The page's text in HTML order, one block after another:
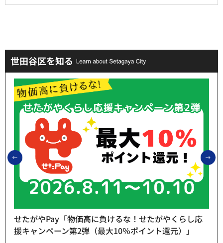
世田谷区を知る
前のスライドを表示
せたがやPay「物価高に負けるな！せたがやくらし応
援キャンペーン第2弾（最大10％ポイント還元）」